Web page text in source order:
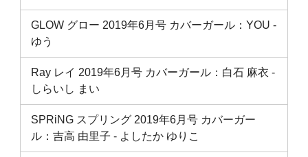
GLOW グロー 2019年6月号 カバーガール：YOU ‐
ゆう
Ray レイ 2019年6月号 カバーガール：白石 麻衣 ‐
しらいし まい
SPRiNG スプリング 2019年6月号 カバーガー
ル：吉高 由里子 ‐ よしたか ゆりこ